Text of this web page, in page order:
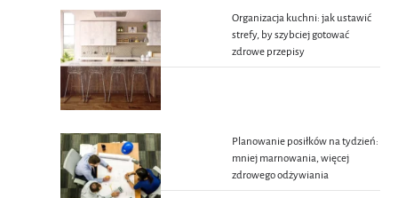
Organizacja kuchni: jak ustawić
strefy, by szybciej gotować
zdrowe przepisy
Planowanie posiłków na tydzień:
mniej marnowania, więcej
zdrowego odżywiania